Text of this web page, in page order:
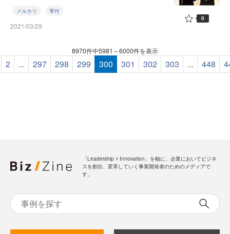
メルカリ 寄付
2021/03/29
0
8970件中5981～6000件を表示
2 ... 297 298 299 300 301 302 303 ... 448
「Leadership ☓ Innovation」を軸に、企業においてビジネ
スを創出、変革していく事業開発者のためのメディアで
す。